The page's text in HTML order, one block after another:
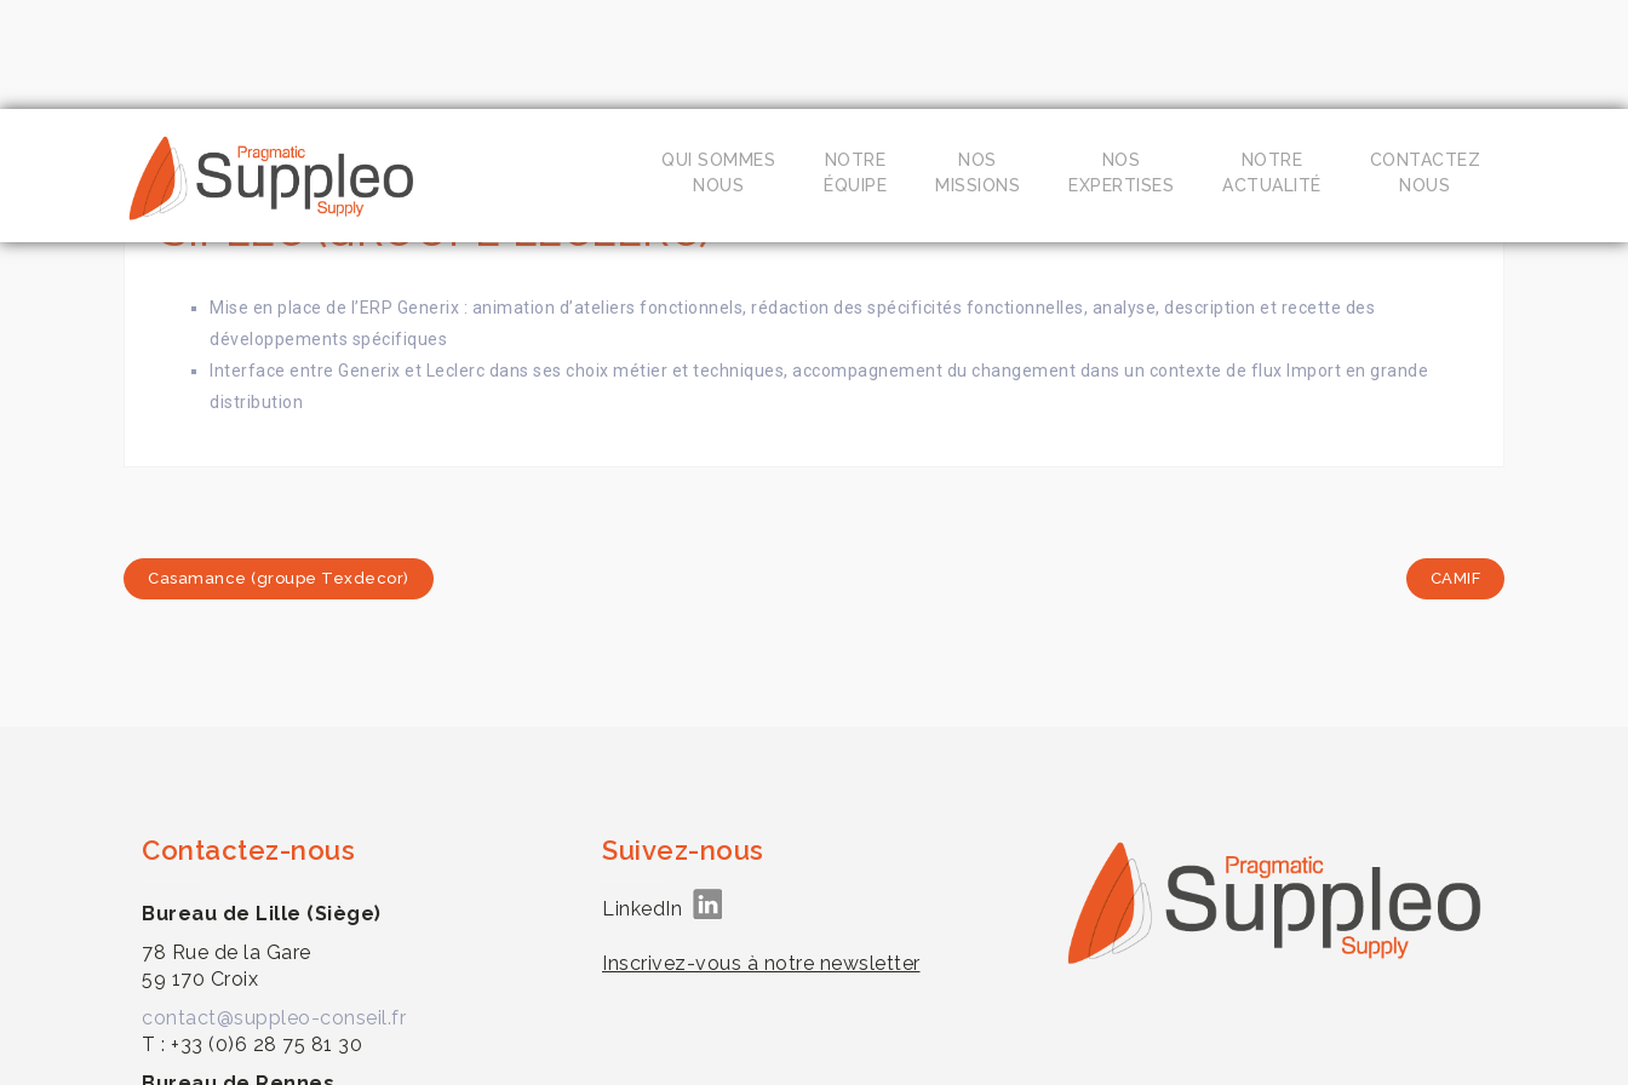
QUI SOMMES
NOUS
NOTRE
ÉQUIPE
NOS
MISSIONS
NOS
EXPERTISES
NOTRE
ACTUALITÉ
CONTACTEZ
NOUS
SIPLEC (GROUPE LECLERC)
Mise en place de l’ERP Generix : animation d’ateliers fonctionnels, rédaction des spécificités fonctionnelles, analyse, description et recette des
développements spécifiques
Interface entre Generix et Leclerc dans ses choix métier et techniques, accompagnement du changement dans un contexte de flux Import en grande
distribution
Navigation
Previous
Casamance (groupe Texdecor) CAMIF
Contactez-nous
Bureau de Lille (Siège)
78 Rue de la Gare
59 170 Croix
contact@suppleo-conseil.fr
T : +33 (0)6 28 75 81 30
Suivez-nous
LinkedIn
Inscrivez-vous à notre newsletter